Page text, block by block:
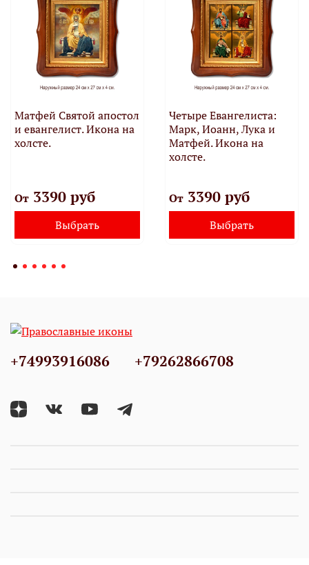
Матфей Святой апостол
и евангелист. Икона на
холсте.
От3390 руб
Выбрать
Четыре Евангелиста:
Марк, Иоанн, Лука и
Матфей. Икона на
холсте.
От3390 руб
Выбрать
+74993916086 +79262866708